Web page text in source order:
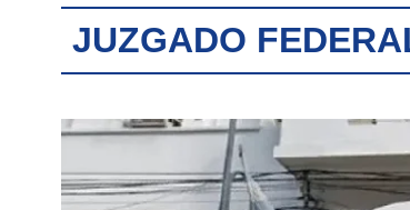
JUZGADO